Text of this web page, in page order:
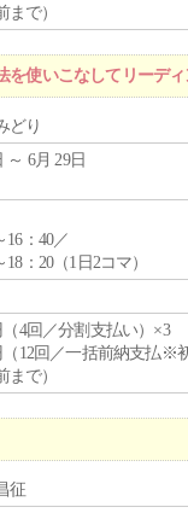
まで）
使いこなしてリーディ
どり
～ 6月 29日
16：40／
18：20（1日2コマ）
（4回／分割支払い）×3
（12回／一括前納支払※
まで）
征